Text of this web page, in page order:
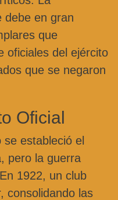
debe en gran
que
oficiales del ejército
que se negaron
Oficial
estableció el
pero la guerra
1922, un club
consolidando las